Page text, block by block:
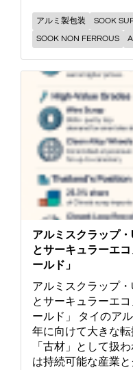
アルミ製包装
SOOK
SOOK NON FERROUS
アルミスクラップ
とサーキュラーエ
ールド」
アルミスクラップ
とサーキュラーエ
ールド」 タイのア
年に向けて大きな
「古材」として扱
は持続可能な産業